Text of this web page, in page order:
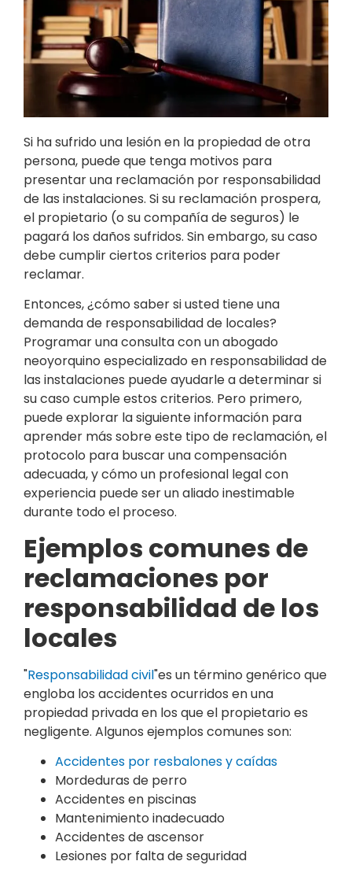
Si ha sufrido una lesión en la propiedad de otra
persona, puede que tenga motivos para
presentar una reclamación por responsabilidad
de las instalaciones. Si su reclamación prospera,
el propietario (o su compañía de seguros) le
pagará los daños sufridos. Sin embargo, su caso
debe cumplir ciertos criterios para poder
reclamar.
Entonces, ¿cómo saber si usted tiene una
demanda de responsabilidad de locales?
Programar una consulta con un abogado
neoyorquino especializado en responsabilidad de
las instalaciones puede ayudarle a determinar si
su caso cumple estos criterios. Pero primero,
puede explorar la siguiente información para
aprender más sobre este tipo de reclamación, el
protocolo para buscar una compensación
adecuada, y cómo un profesional legal con
experiencia puede ser un aliado inestimable
durante todo el proceso.
Ejemplos comunes de
reclamaciones por
responsabilidad de los
locales
"Responsabilidad civil"es un término genérico que
engloba los accidentes ocurridos en una
propiedad privada en los que el propietario es
negligente. Algunos ejemplos comunes son:
Accidentes por resbalones y caídas
Mordeduras de perro
Accidentes en piscinas
Mantenimiento inadecuado
Accidentes de ascensor
Lesiones por falta de seguridad